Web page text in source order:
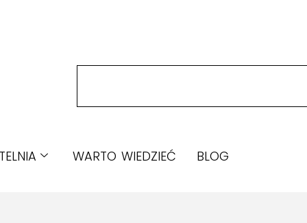
WARTO WIEDZIEĆ BLOG